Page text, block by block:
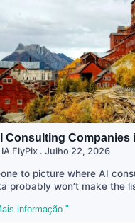
Consulting Companies
FlyPix Julho 22, 2026
to picture where AI
probably won’t make the
informação "